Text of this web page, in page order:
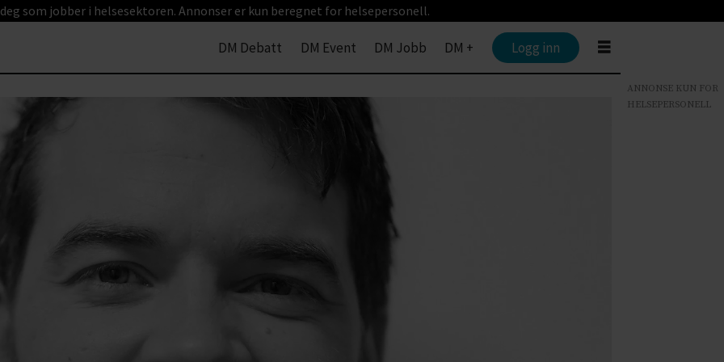
som jobber i helsesektoren. Annonser er kun beregnet for helsepersonell.
DM Debatt DM Event DM Jobb DM + Logg inn
ANNONSE KUN FOR
HELSEPERSONELL